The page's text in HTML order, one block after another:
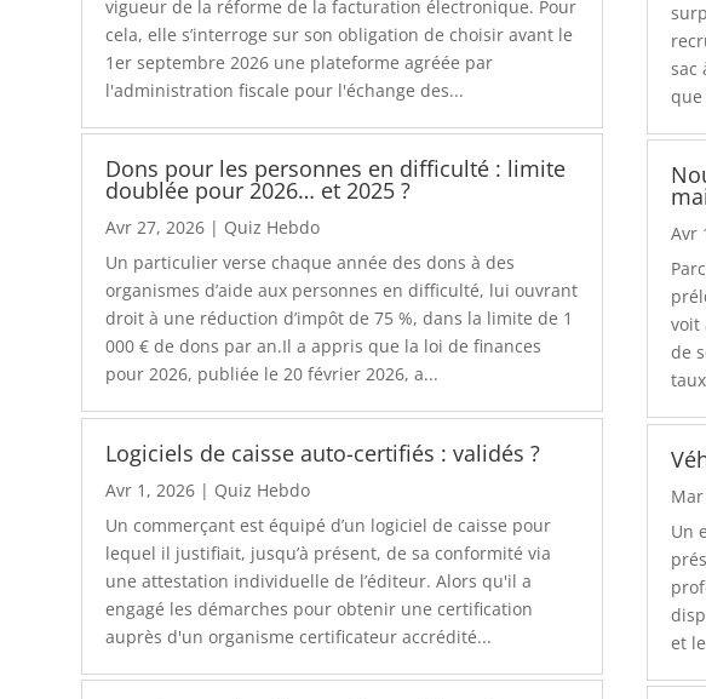
vigueur de la réforme de la facturation électronique. Pour
cela, elle s’interroge sur son obligation de choisir avant le
1er septembre 2026 une plateforme agréée par
l'administration fiscale pour l'échange des...
Dons pour les personnes en difficulté : limite
doublée pour 2026… et 2025 ?
Avr 27, 2026 | Quiz Hebdo
Un particulier verse chaque année des dons à des
organismes d’aide aux personnes en difficulté, lui ouvrant
droit à une réduction d’impôt de 75 %, dans la limite de 1
000 € de dons par an.Il a appris que la loi de finances
pour 2026, publiée le 20 février 2026, a...
Logiciels de caisse auto-certifiés : validés ?
Avr 1, 2026 | Quiz Hebdo
Un commerçant est équipé d’un logiciel de caisse pour
lequel il justifiait, jusqu’à présent, de sa conformité via
une attestation individuelle de l’éditeur. Alors qu'il a
engagé les démarches pour obtenir une certification
auprès d'un organisme certificateur accrédité...
sac
que
Avr
voit
de
Un
et